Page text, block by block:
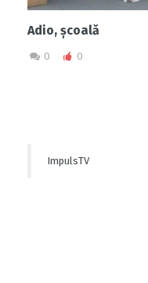
Adio, școală
0 0
ImpulsTV